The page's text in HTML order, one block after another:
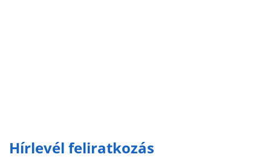
Hírlevél feliratkozás